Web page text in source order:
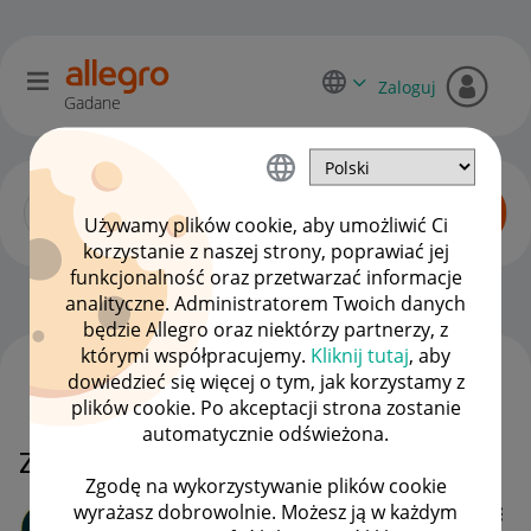
Używamy plików cookie, aby umożliwić Ci
korzystanie z naszej strony, poprawiać jej
funkcjonalność oraz przetwarzać informacje
analityczne. Administratorem Twoich danych
będzie Allegro oraz niektórzy partnerzy, z
którymi współpracujemy. Kliknij tutaj, aby
dowiedzieć się więcej o tym, jak korzystamy z
plików cookie. Po akceptacji strona zostanie
automatycznie odświeżona.
Zgodę na wykorzystywanie plików cookie
wyrażasz dobrowolnie. Możesz ją w każdym
Gadane
Zaloguj
Dyskusje kupujących OPCJE
Zawieszone konto
Client:34871242
WSZYSTKIE TEMATY